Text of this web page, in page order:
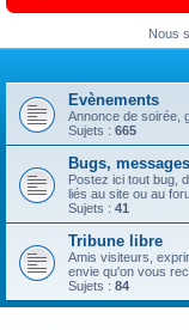
Nous
Evènements
Annonce de soirée,
Sujets : 665
Bugs,
Postez ici tout bug,
liés au site ou au
Sujets : 41
Tribune libre
Amis visiteurs,
envie qu'on vous
Sujets : 84